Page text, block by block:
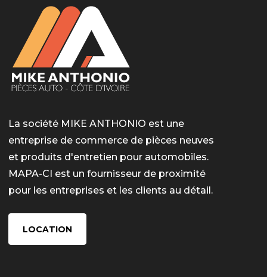
La société MIKE ANTHONIO est une
entreprise de commerce de pièces neuves
et produits d'entretien pour automobiles.
MAPA-CI est un fournisseur de proximité
pour les entreprises et les clients au détail.
LOCATION